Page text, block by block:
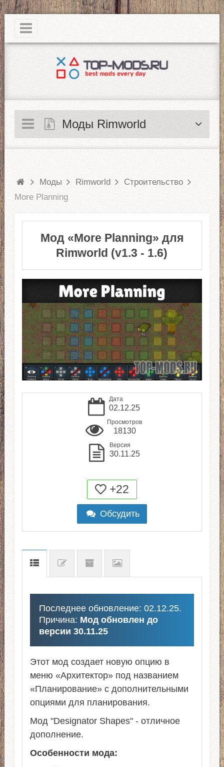
|
Моды Rimworld
Моды Rimworld
Строительство
More Planning
Мод «More Planning» для
Rimworld (v1.3 - 1.6)
Дата
02.12.25
Просмотров
18130
Версия
30.11.25
+22
Обсудить
Последнее обновление: 02.12.25.
Причина: Мод обновлен до
версии 30.11.25
Этот мод создает новую опцию в
меню «Архитектор» под названием
«Планирование» с дополнительными
опциями для планирования.
Мод "Designator Shapes" - отличное
дополнение.
Особенности мода: